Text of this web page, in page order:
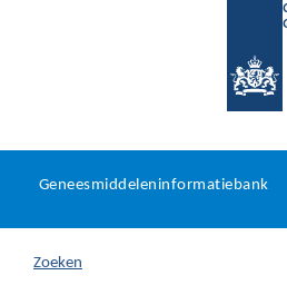
U
hier:
Geneesmiddeleninformatiebank
Zoeken